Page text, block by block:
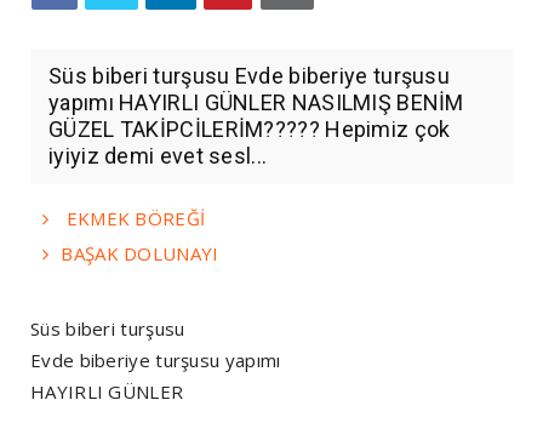
Süs biberi turşusu Evde biberiye turşusu
yapımı HAYIRLI GÜNLER NASILMIŞ BENİM
GÜZEL TAKİPCİLERİM????? Hepimiz çok
iyiyiz demi evet sesl...
EKMEK BÖREĞİ
BAŞAK DOLUNAYI
Süs biberi turşusu
Evde biberiye turşusu yapımı
HAYIRLI GÜNLER